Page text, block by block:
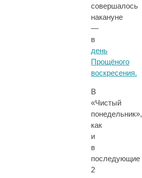
совершалось
накануне
—
в
день
Прощёного
воскресения.
В
«Чистый
понедельник»,
как
и
в
последующие
2